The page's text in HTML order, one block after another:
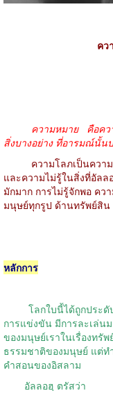
คว
ความหมาย คือคว
สิ่งบางอย่าง ที่อารมณ์นั้น
ความโลภเป็นควา
และความไม่รู้ในสิ่งที่อัลล
มักมาก การไม่รู้จักพอ คว
มนุษย์ทุกรูป ด้านทรัพย์สิน
หลักการ
โลกใบนี้ได้ถูกประดับ
การแข่งขัน มีการละเล่น
ของมนุษย์เราในเรื่องทรั
ธรรมชาติของมนุษย์ แต่ท
คำสอนของอิสลาม
อัลลอฮฺ ตรัสว่า